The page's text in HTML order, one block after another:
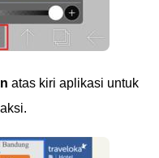
atas kiri aplikasi untuk